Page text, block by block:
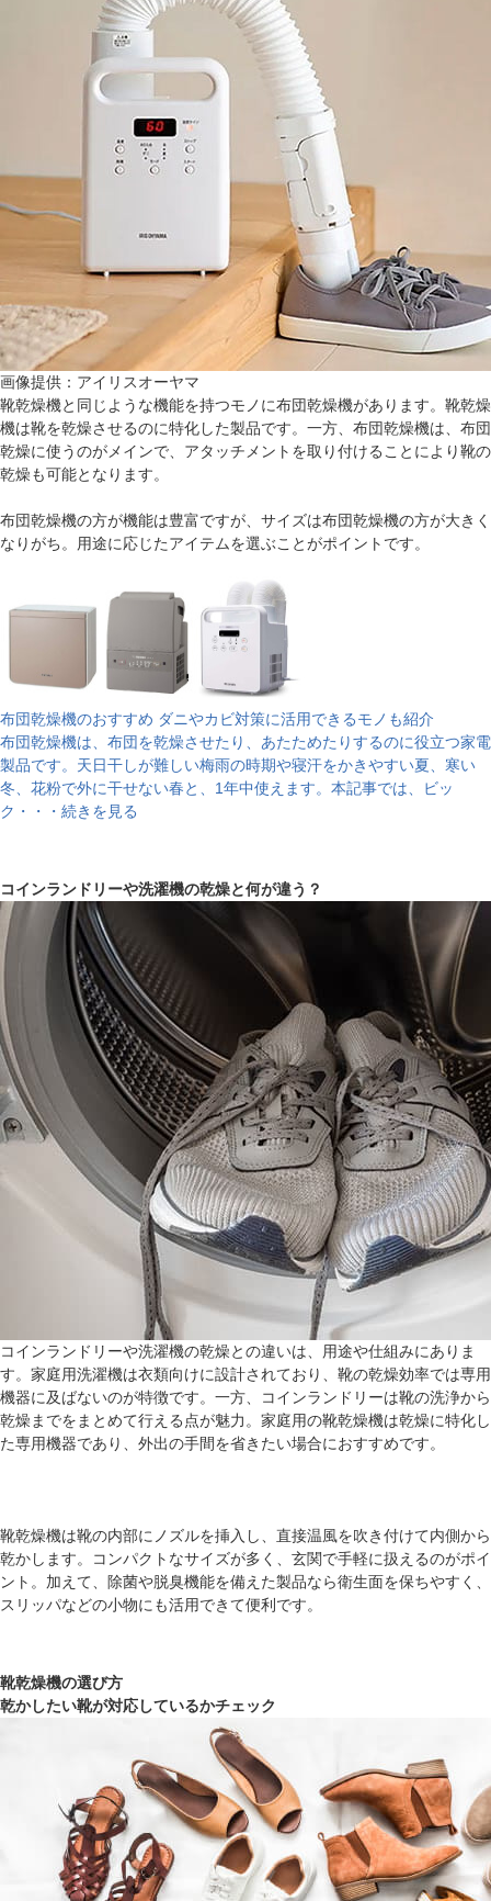
画像提供：アイリスオーヤマ
靴乾燥機と同じような機能を持つモノに布団乾燥機があります。靴乾燥
機は靴を乾燥させるのに特化した製品です。一方、布団乾燥機は、布団
乾燥に使うのがメインで、アタッチメントを取り付けることにより靴の
乾燥も可能となります。
布団乾燥機の方が機能は豊富ですが、サイズは布団乾燥機の方が大きく
なりがち。用途に応じたアイテムを選ぶことがポイントです。
布団乾燥機のおすすめ ダニやカビ対策に活用できるモノも紹介
布団乾燥機は、布団を乾燥させたり、あたためたりするのに役立つ家電
製品です。天日干しが難しい梅雨の時期や寝汗をかきやすい夏、寒い
冬、花粉で外に干せない春と、1年中使えます。本記事では、ビッ
ク・・・続きを見る
コインランドリーや洗濯機の乾燥と何が違う？
コインランドリーや洗濯機の乾燥との違いは、用途や仕組みにありま
す。家庭用洗濯機は衣類向けに設計されており、靴の乾燥効率では専用
機器に及ばないのが特徴です。一方、コインランドリーは靴の洗浄から
乾燥までをまとめて行える点が魅力。家庭用の靴乾燥機は乾燥に特化し
た専用機器であり、外出の手間を省きたい場合におすすめです。
靴乾燥機は靴の内部にノズルを挿入し、直接温風を吹き付けて内側から
乾かします。コンパクトなサイズが多く、玄関で手軽に扱えるのがポイ
ント。加えて、除菌や脱臭機能を備えた製品なら衛生面を保ちやすく、
スリッパなどの小物にも活用できて便利です。
靴乾燥機の選び方
乾かしたい靴が対応しているかチェック